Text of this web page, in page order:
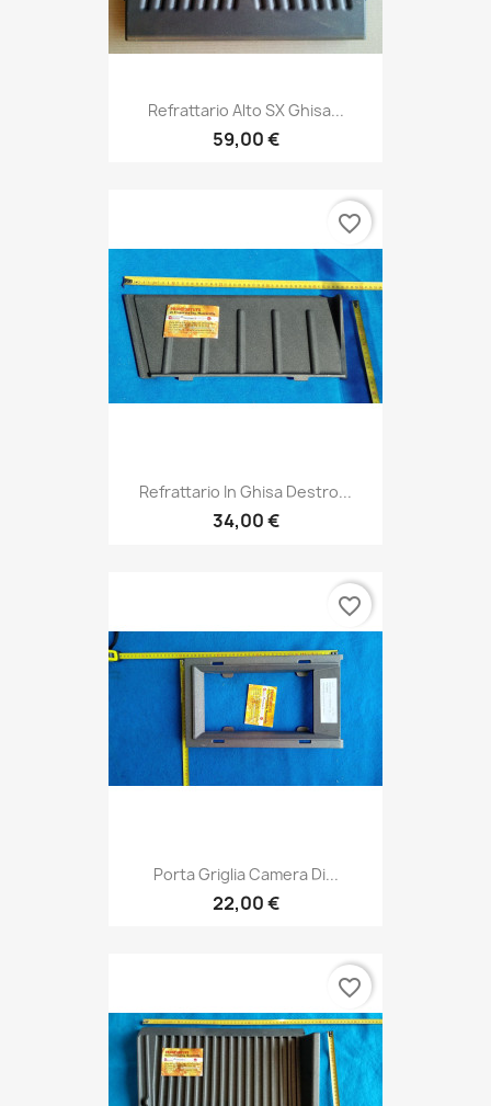
Refrattario Alto SX Ghisa...
59,00 €
Refrattario In Ghisa Destro...
34,00 €
favorite_border
Porta Griglia Camera Di...
22,00 €
favorite_border
favorite_border